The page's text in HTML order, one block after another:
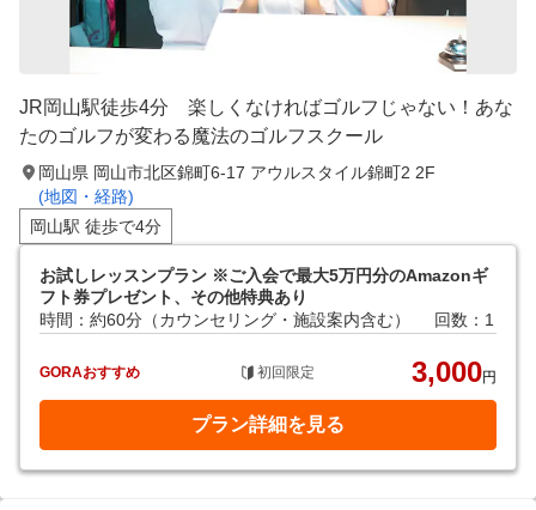
JR岡山駅徒歩4分 楽しくなければゴルフじゃない！あな
たのゴルフが変わる魔法のゴルフスクール
岡山県 岡山市北区錦町6-17 アウルスタイル錦町2 2F
(地図・経路)
岡山駅 徒歩で4分
お試しレッスンプラン ※ご入会で最大5万円分のAmazonギ
フト券プレゼント、その他特典あり
時間：約60分（カウンセリング・施設案内含む）
回数：1
GORAおすすめ 初回限定 3,000円
プラン詳細を見る